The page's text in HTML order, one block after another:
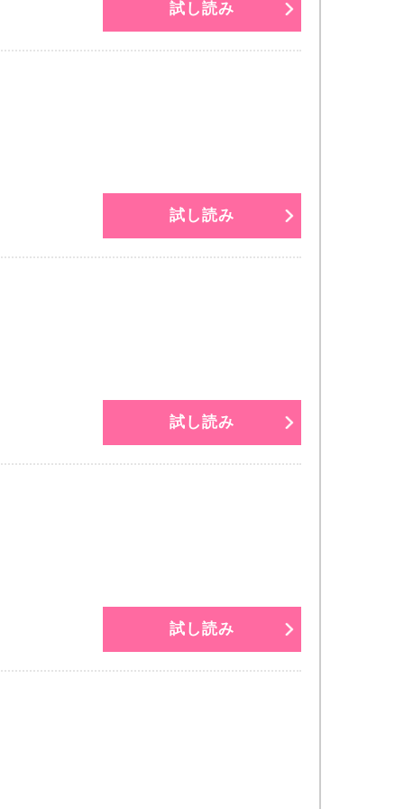
試し読み
試し読み
試し読み
試し読み